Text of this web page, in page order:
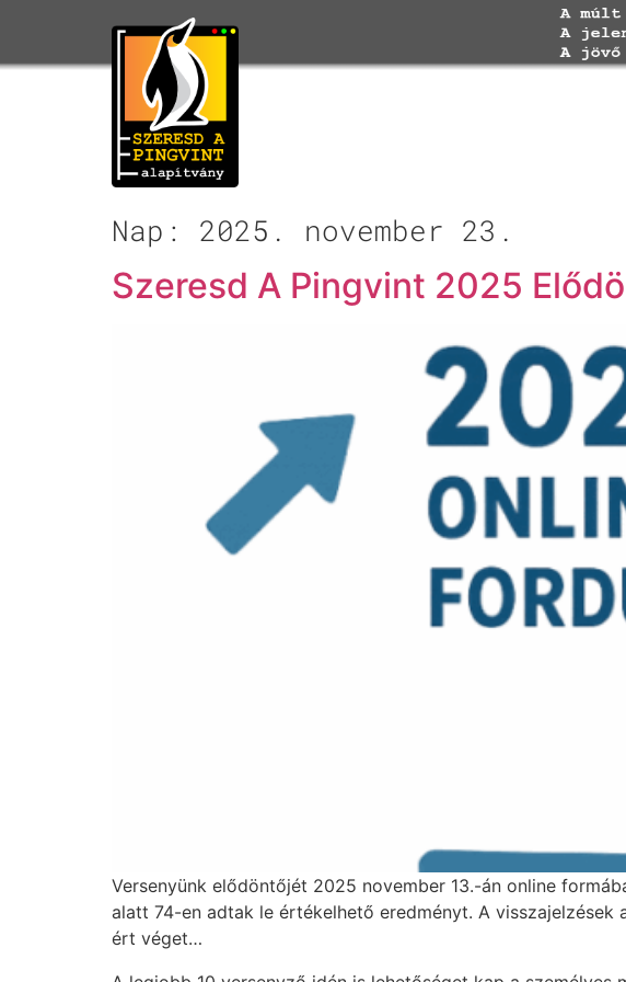
Nap: 2025. november 23.
Szeresd A Pingvint 2025
Versenyünk elődöntőjét 2025 november 13.-án online
alatt 74-en adtak le értékelhető eredményt. A
ért véget…